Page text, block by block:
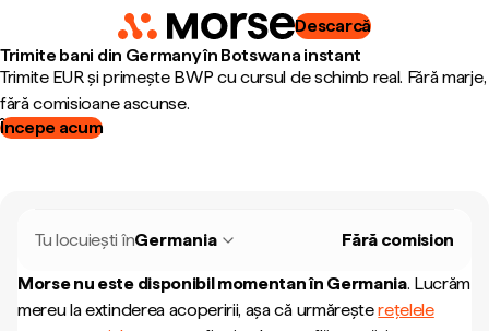
Descarcă
Trimite bani din Germany în Botswana instant
Trimite EUR și primește BWP cu cursul de schimb real. Fără marje,
fără comisioane ascunse.
Începe acum
Tu locuiești înGermania Fără comision
Morse nu este disponibil momentan în Germania. Lucrăm
mereu la extinderea acoperirii, așa că urmăreșterețelele